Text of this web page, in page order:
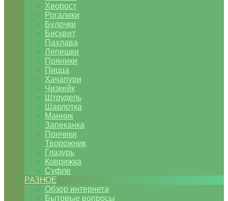
Хворост
Рогалики
Булочки
Бисквит
Пахлава
Лепешки
Пряники
Пицца
Хачапури
Чизкейк
Штрудель
Шарлотка
Манник
Запеканка
Пончики
Творожник
Глазурь
Коврижка
Суфле
РАЗНОЕ
Обзор интернета
Бытовые вопросы